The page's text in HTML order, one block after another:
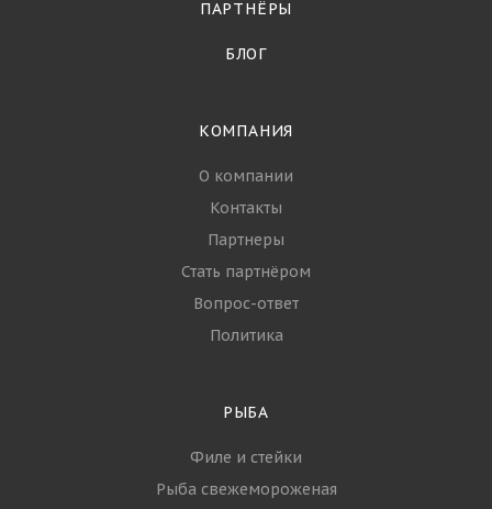
ПАРТНЁРЫ
БЛОГ
КОМПАНИЯ
О компании
Контакты
Партнеры
Стать партнёром
Вопрос-ответ
Политика
РЫБА
Филе и стейки
Рыба свежемороженая